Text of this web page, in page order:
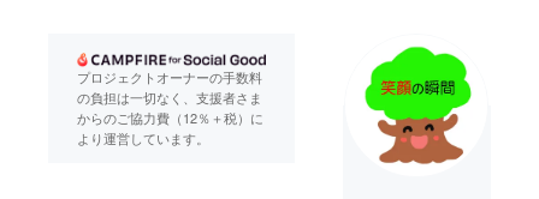
プロジェクトオーナーの手数料
の負担は一切なく、支援者さま
からのご協力費（12％＋税）に
より運営しています。